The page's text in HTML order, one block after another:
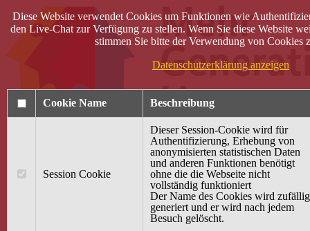
40 Jahre Mütterzentrum
Diese Website verwendet Cookies um Funktionen wie
den Live-Chat zur Verfügung zu stellen. Wenn Sie diese Website
stimmen Sie bitte der Verwendung von Cookies
Datenschutzerklärung anzeigen
Cookie Name Beschreibung
Session Cookie
Dieser Session-Cookie wird für
Authentifizierung, Erhebung von
anonymisierten statistischen Daten
und anderen Funktionen benötigt
ohne die die Webseite nicht
vollständig funktioniert
Der Name des Cookies wird zufällig
generiert und er wird nach jedem
Besuch gelöscht.